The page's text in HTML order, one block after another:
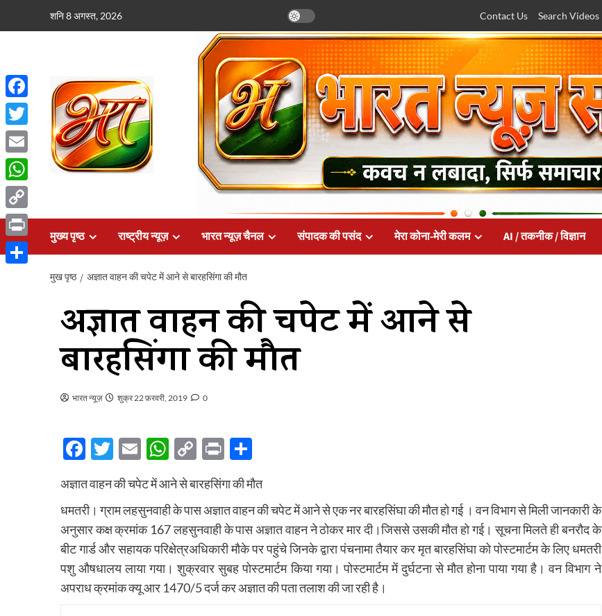
शनि 8 अगस्त, 2026 Contact Us Search Videos
मुख्य पृष्ठ राष्ट्रीय न्यूज़ भारत न्यूज़ चैनल संपादक की पसंद मेरा कोना-मेरी कलम AI / तकनीक / विज्ञान
मुख पृष्ठ अज्ञात वाहन की चपेट में आने से बारहसिंगा की मौत
अज्ञात वाहन की चपेट में आने से
बारहसिंगा की मौत
भारत न्यूज़ शुक्र 22 फ़रवरी, 2019 0
Facebook
Twitter
EmailWhatsApp
Copy
Link
Print
अज्ञात वाहन की चपेट में आने से बारहसिंगा की मौत
धमतरी। ग्राम लहसुनवाही के पास अज्ञात वाहन की चपेट में आने से एक नर बारहसिंघा की मौत हो गई । वन विभाग से मिली जानकारी के
अनुसार कक्ष क्रमांक 167 लहसुनवाही के पास अज्ञात वाहन ने ठोकर मार दी।जिससे उसकी मौत हो गई। सूचना मिलते ही बनरौद के
बीट गार्ड और सहायक परिक्षेत्रअधिकारी मौके पर पहुंचे जिनके द्वारा पंचनामा तैयार कर मृत बारहसिंघा को पोस्टमार्टम के लिए धमतरी
पशु औषधालय लाया गया। शुक्रवार सुबह पोस्टमार्टम किया गया। पोस्टमार्टम में दुर्घटना से मौत होना पाया गया है। वन विभाग ने
अपराध क्रमांक क्यू आर 1470/5 दर्ज कर अज्ञात की पता तलाश की जा रही है।
Facebook
Twitter
Email
WhatsApp
Copy
Link
Print